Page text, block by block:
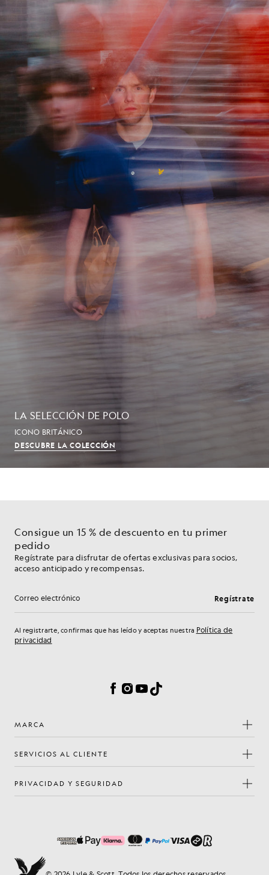
LA SELECCIÓN DE POLO
ICONO BRITÁNICO
DESCUBRE LA COLECCIÓN
Consigue un 15 % de descuento en tu primer
pedido
Regístrate para disfrutar de ofertas exclusivas para socios,
acceso anticipado y recompensas.
Dirección de correo electrónico Regístrate
Al registrarte, confirmas que has leído y aceptas nuestra Política de
privacidad
Facebook
Instagram
YouTube
TikTok
MARCA
SERVICIOS AL CLIENTE
PRIVACIDAD Y SEGURIDAD